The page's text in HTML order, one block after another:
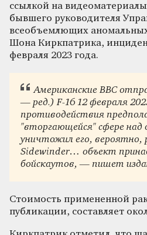
ссылкой на
бывшего руководителя
всеобъемлющих
Шона Киркпатрика,
февраля 2023 года.
Американские ВВС
— ред.) F-16 12 февраля
противодействия
"вторгающейся" сфере над
уничтожил его, вероятно,
Sidewinder… объект
бойскаутов, — пишет
Стоимость примененной
публикации, составляет